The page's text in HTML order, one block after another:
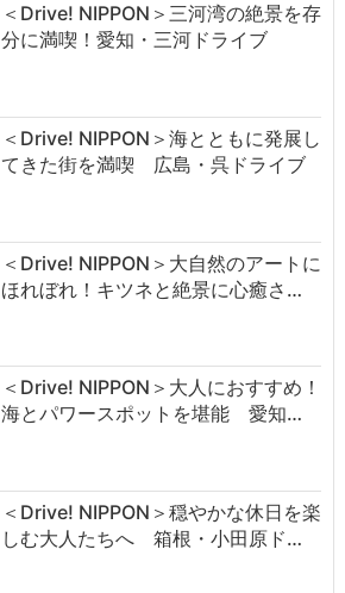
＜Drive! NIPPON＞三河湾の絶景を存
分に満喫！愛知・三河ドライブ
＜Drive! NIPPON＞海とともに発展し
てきた街を満喫 広島・呉ドライブ
＜Drive! NIPPON＞大自然のアートに
ほれぼれ！キツネと絶景に心癒さ…
＜Drive! NIPPON＞大人におすすめ！
海とパワースポットを堪能 愛知…
＜Drive! NIPPON＞穏やかな休日を楽
しむ大人たちへ 箱根・小田原ド…